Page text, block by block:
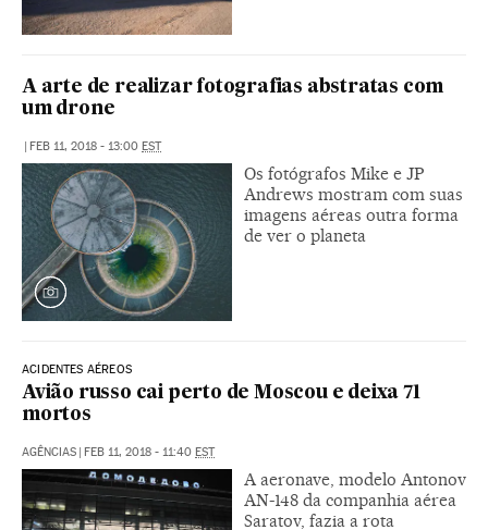
A arte de realizar fotografias abstratas com
um drone
| FEB 11, 2018 - 13:00 EST
Os fotógrafos Mike e JP
Andrews mostram com suas
imagens aéreas outra forma
de ver o planeta
ACIDENTES AÉREOS
Avião russo cai perto de Moscou e deixa 71
mortos
AGÊNCIAS | FEB 11, 2018 - 11:40 EST
A aeronave, modelo Antonov
AN-148 da companhia aérea
Saratov, fazia a rota